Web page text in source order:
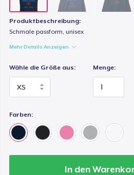
Produktbeschreibung:
Schmale passform, unisex
Mehr Details Anzeigen
Wähle die Größe aus: Menge:
Farben:
In den